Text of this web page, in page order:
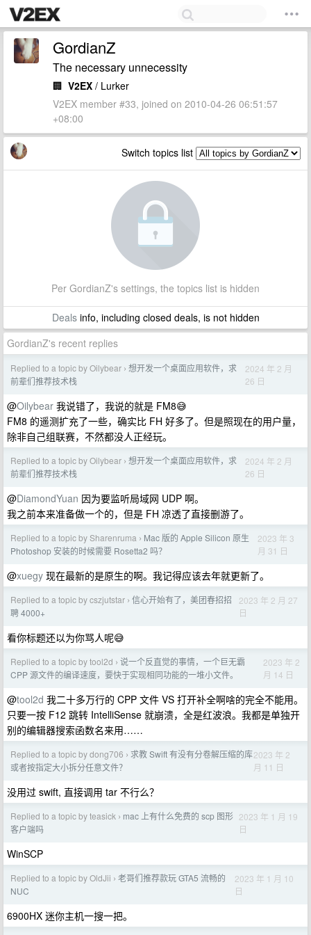
GordianZ
The necessary unnecessity
🏢 V2EX / Lurker
V2EX member #33, joined on 2010-04-26 06:51:57
+08:00
Switch topics list
Per GordianZ's settings, the topics list is hidden
Dealsinfo, including closed deals, is not hidden
GordianZ's recent replies
Replied to a topic by Oilybear › 想开发一个桌面应用软件，求
前辈们推荐技术栈
2024 年 2 月
26 日
@Oilybear 我说错了，我说的就是 FM8😅
FM8 的遥测扩充了一些，确实比 FH 好多了。但是照现在的用户量，
除非自己组联赛，不然都没人正经玩。
Replied to a topic by Oilybear › 想开发一个桌面应用软件，求
前辈们推荐技术栈
2024 年 2 月
26 日
@DiamondYuan 因为要监听局域网 UDP 啊。
我之前本来准备做一个的，但是 FH 凉透了直接删游了。
Replied to a topic by Sharenruma › Mac 版的 Apple Silicon 原生
Photoshop 安装的时候需要 Rosetta2 吗？
2023 年 3
月 31 日
@xuegy 现在最新的是原生的啊。我记得应该去年就更新了。
Replied to a topic by cszjutstar › 信心开始有了，美团春招招
聘 4000+
2023 年 2 月 27
日
看你标题还以为你骂人呢😅
Replied to a topic by tool2d › 说一个反直觉的事情，一个巨无霸
CPP 源文件的编译速度，要快于实现相同功能的一堆小文件。
2023 年 2
月 14 日
@tool2d 我二十多万行的 CPP 文件 VS 打开补全啊啥的完全不能用。
只要一按 F12 跳转 IntelliSense 就崩溃，全是红波浪。我都是单独开
别的编辑器搜索函数名来用……
Replied to a topic by dong706 › 求教 Swift 有没有分卷解压缩的库
或者按指定大小拆分任意文件？
2023 年 2
月 11 日
没用过 swift, 直接调用 tar 不行么？
Replied to a topic by teasick › mac 上有什么免费的 scp 图形
客户端吗
2023 年 1 月 19
日
WinSCP
Replied to a topic by OldJii › 老哥们推荐款玩 GTA5 流畅的
NUC
2023 年 1 月 10
日
6900HX 迷你主机一搜一把。